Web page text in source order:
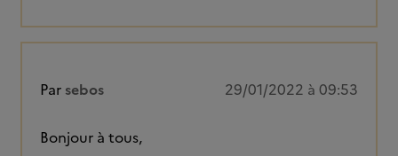
Par sebos 29/01/2022 à 09:53
Bonjour à tous,